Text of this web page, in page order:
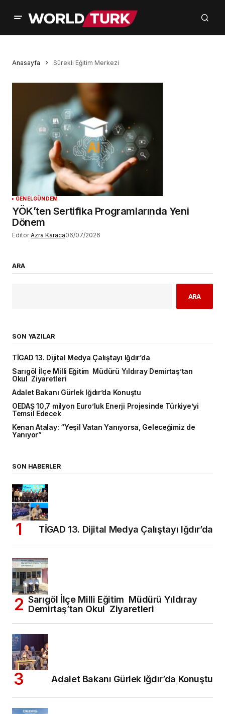
Anasayfa Sürekli Eğitim Merkezi
GENELGÜNDEM
YÖK’ten Sertifika Programlarında Yeni
Dönem
Editör Azra Karaca06/07/2026
ARA
ARA
SON YAZILAR
TİGAD 13. Dijital Medya Çalıştayı Iğdır’da
Sarıgöl İlçe Milli Eğitim Müdürü Yıldıray Demirtaş’tan
Okul Ziyaretleri
Adalet Bakanı Gürlek Iğdır’da Konuştu
OEDAŞ 10,7 milyon Euro’luk Enerji Projesinde Türkiye’yi
Temsil Edecek
Kenan Atalay: “Yeşil Vatan Yanıyorsa, Geleceğimiz de
Yanıyor”
SON HABERLER
TİGAD 13. Dijital Medya Çalıştayı Iğdır’da
Sarıgöl İlçe Milli Eğitim Müdürü Yıldıray
Demirtaş’tan Okul Ziyaretleri
Adalet Bakanı Gürlek Iğdır’da Konuştu